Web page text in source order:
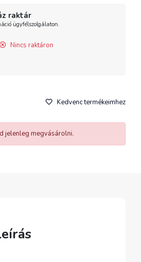
raktár
ügyfélszolgálaton.
Nincs raktáron
Kedvenc termékeimhez
jelenleg megvásárolni.